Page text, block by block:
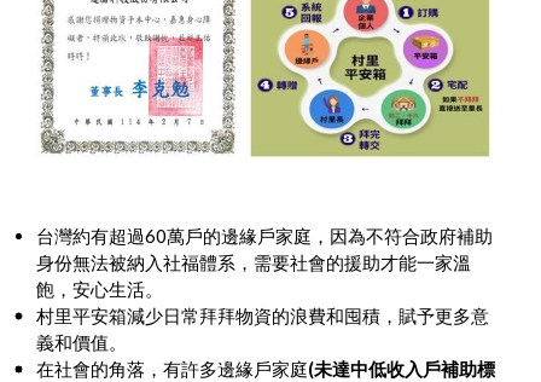
台灣約有超過60萬戶的邊緣戶家庭，因為不符合政府補助
身份無法被納入社福體系，需要社會的援助才能一家溫
飽，安心生活。
村里平安箱減少日常拜拜物資的浪費和囤積，賦予更多意
義和價值。
在社會的角落，有許多邊緣戶家庭(未達中低收入戶補助標